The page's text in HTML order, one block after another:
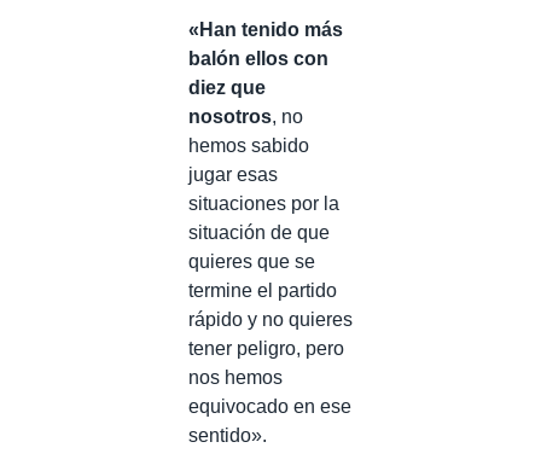
«Han tenido más
balón ellos con
diez que
nosotros, no
hemos sabido
jugar esas
situaciones por la
situación de que
quieres que se
termine el partido
rápido y no quieres
tener peligro, pero
nos hemos
equivocado en ese
sentido».